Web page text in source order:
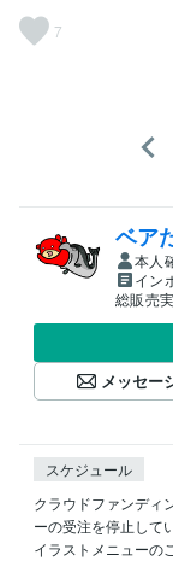
7
ベア
本人
イン
総販売
メッセー
スケジュール
クラウドファンディ
ーの受注を停止して
イラストメニューの